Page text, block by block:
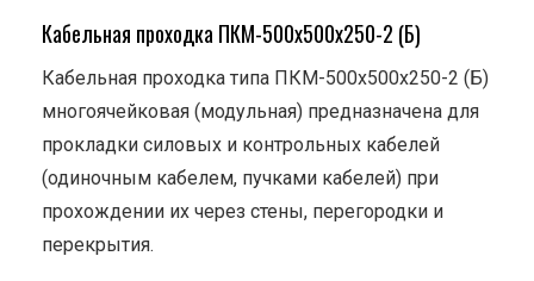
Кабельная проходка ПКМ-500х500х250-2 (Б)
Кабельная проходка типа ПКМ-500х500х250-2 (Б)
многоячейковая (модульная) предназначена для
прокладки силовых и контрольных кабелей
(одиночным кабелем, пучками кабелей) при
прохождении их через стены, перегородки и
перекрытия.